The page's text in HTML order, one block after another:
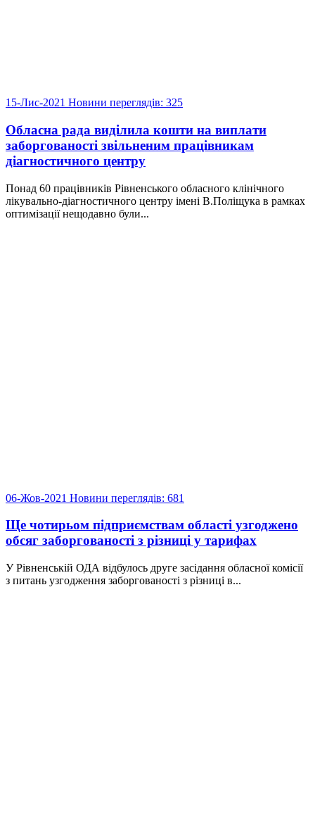
15-Лис-2021 Новини переглядів: 325
Обласна рада виділила кошти на виплати
заборгованості звільненим працівникам
діагностичного центру
Понад 60 працівників Рівненського обласного клінічного
лікувально-діагностичного центру імені В.Поліщука в рамках
оптимізації нещодавно були...
06-Жов-2021 Новини переглядів: 681
Ще чотирьом підприємствам області узгоджено
обсяг заборгованості з різниці у тарифах
У Рівненській ОДА відбулось друге засідання обласної комісії
з питань узгодження заборгованості з різниці в...